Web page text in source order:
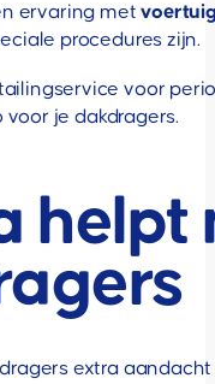
ervaring met
procedures zijn.
voor
je dakdragers.
helpt
extra